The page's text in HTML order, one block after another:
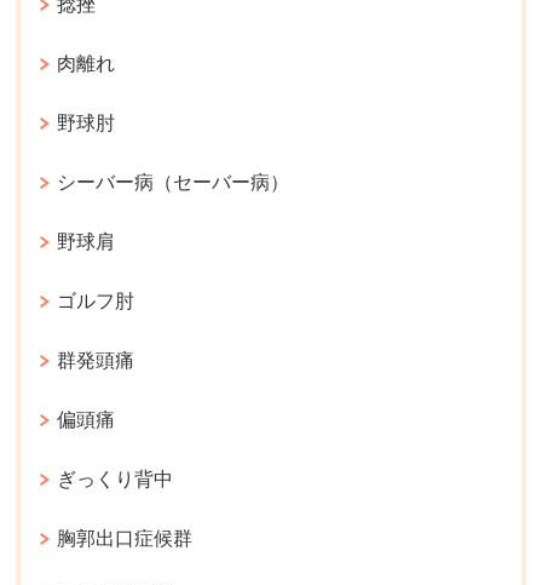
肉離れ
野球肘
シーバー病（セーバー病）
野球肩
ゴルフ肘
群発頭痛
偏頭痛
ぎっくり背中
胸郭出口症候群